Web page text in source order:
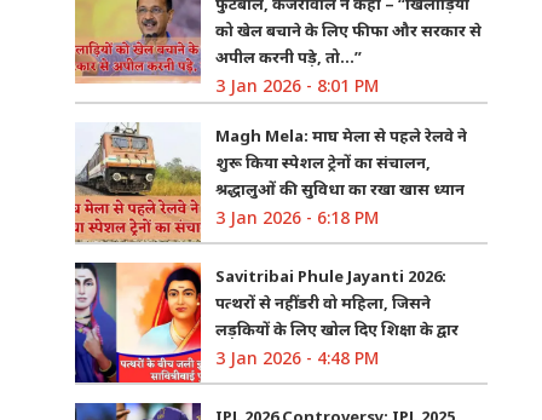
को खेल बचाने के लिए फीफा और सरकार से
अपील करनी पड़े, तो…”
3 Jan 2026 - 8:01 PM
Magh Mela: माघ मेला से पहले रेलवे ने
शुरू किया स्पेशल ट्रेनों का संचालन,
श्रद्धालुओं की सुविधा का रखा खास ध्यान
3 Jan 2026 - 6:18 PM
Savitribai Phule Jayanti 2026:
पत्थरों से नहीं डरी वो महिला, जिसने
लड़कियों के लिए खोल दिए शिक्षा के द्वार
3 Jan 2026 - 4:48 PM